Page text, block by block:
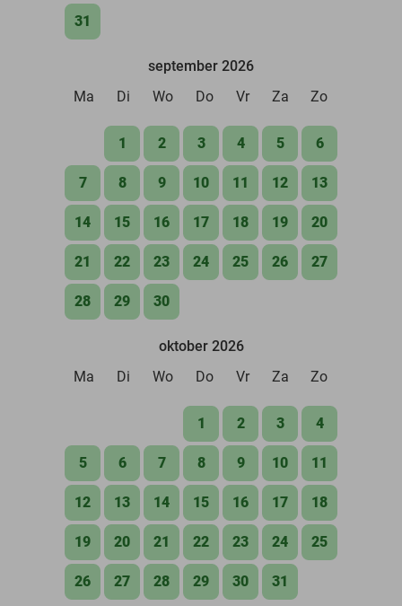
31
september 2026
Ma
Di Wo Do Vr Za Zo
1 2 3 4 5 6
7 8 9 10 11 12 13
14 15 16 17 18 19 20
21 22 23 24 25 26 27
28 29 30
oktober 2026
Ma
Di Wo Do Vr Za Zo
1 2 3 4
5 6 7 8 9 10 11
12 13 14 15 16 17 18
19 20 21 22 23 24 25
26 27 28 29 30 31